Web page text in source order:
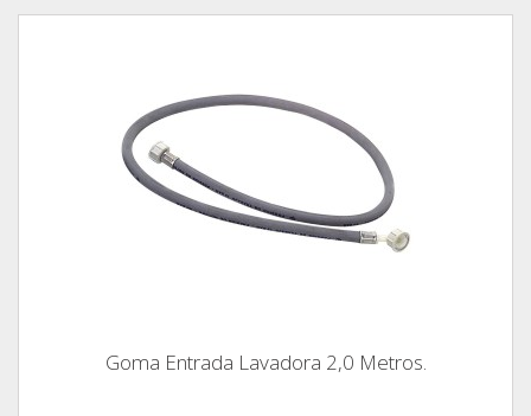
Goma Entrada Lavadora 2,0 Metros.